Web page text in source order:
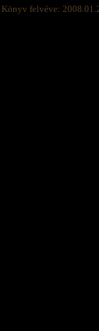
Könyv felvéve: